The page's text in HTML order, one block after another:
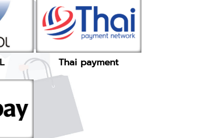
Thai payment